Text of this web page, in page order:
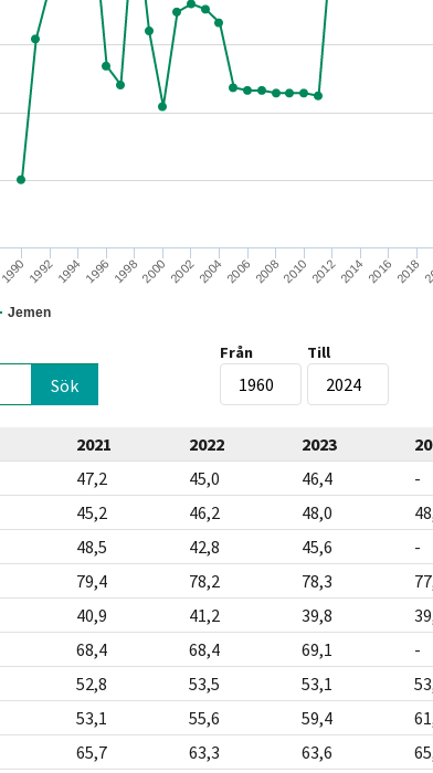
Jemen
1990 19921994 1996 19982000 20022004 2006 20082010 20122014 2016 2018
Från Till
2021 2022 2023
47,2 45,0 46,4 -
45,2 46,2 48,0
48,5 42,8 45,6 -
79,4 78,2 78,3
40,9 41,2 39,8
68,4 68,4 69,1 -
52,8 53,5 53,1
53,1 55,6 59,4
65,7 63,3 63,6